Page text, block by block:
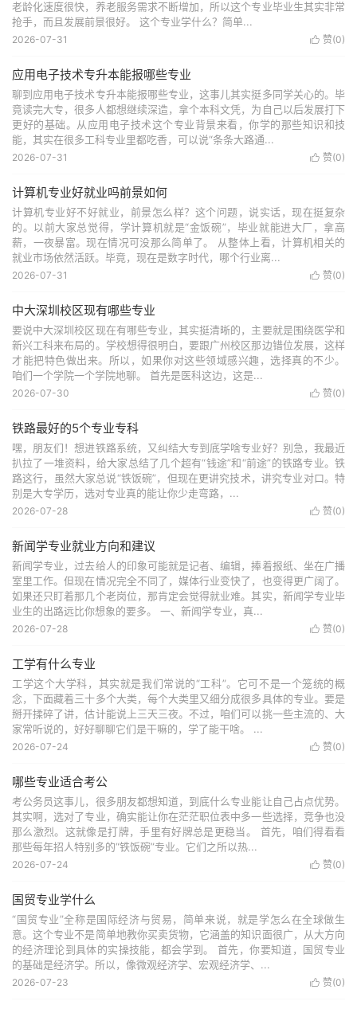
老龄化速度很快，养老服务需求不断增加，所以这个专业毕业生其实非常
抢手，而且发展前景很好。 这个专业学什么？简单...
 赞(0)
2026-07-31
应用电子技术专升本能报哪些专业
聊到应用电子技术专升本能报哪些专业，这事儿其实挺多同学关心的。毕
竟读完大专，很多人都想继续深造，拿个本科文凭，为自己以后发展打下
更好的基础。从应用电子技术这个专业背景来看，你学的那些知识和技
能，其实在很多工科专业里都吃香，可以说“条条大路通...
 赞(0)
2026-07-31
计算机专业好就业吗前景如何
计算机专业好不好就业，前景怎么样？这个问题，说实话，现在挺复杂
的。以前大家总觉得，学计算机就是“金饭碗”，毕业就能进大厂，拿高
薪，一夜暴富。现在情况可没那么简单了。 从整体上看，计算机相关的
就业市场依然活跃。毕竟，现在是数字时代，哪个行业离...
 赞(0)
2026-07-31
中大深圳校区现有哪些专业
要说中大深圳校区现在有哪些专业，其实挺清晰的，主要就是围绕医学和
新兴工科来布局的。学校想得很明白，要跟广州校区那边错位发展，这样
才能把特色做出来。所以，如果你对这些领域感兴趣，选择真的不少。
咱们一个学院一个学院地聊。 首先是医科这边，这是...
 赞(0)
2026-07-30
铁路最好的5个专业专科
嘿，朋友们！想进铁路系统，又纠结大专到底学啥专业好？别急，我最近
扒拉了一堆资料，给大家总结了几个超有“钱途”和“前途”的铁路专业。铁
路这行，虽然大家总说“铁饭碗”，但现在更讲究技术，讲究专业对口。特
别是大专学历，选对专业真的能让你少走弯路，...
 赞(0)
2026-07-28
新闻学专业就业方向和建议
新闻学专业，过去给人的印象可能就是记者、编辑，捧着报纸、坐在广播
室里工作。但现在情况完全不同了，媒体行业变快了，也变得更广阔了。
如果还只盯着那几个老岗位，那肯定会觉得就业难。其实，新闻学专业毕
业生的出路远比你想象的要多。 一、新闻学专业，真...
 赞(0)
2026-07-28
工学有什么专业
工学这个大学科，其实就是我们常说的“工科”。它可不是一个笼统的概
念，下面藏着三十多个大类，每个大类里又细分成很多具体的专业。要是
掰开揉碎了讲，估计能说上三天三夜。不过，咱们可以挑一些主流的、大
家常听说的，好好聊聊它们是干嘛的，学了能干啥。 ...
 赞(0)
2026-07-24
哪些专业适合考公
考公务员这事儿，很多朋友都想知道，到底什么专业能让自己占点优势。
其实啊，选对了专业，确实能让你在茫茫职位表中多一些选择，竞争也没
那么激烈。这就像是打牌，手里有好牌总是更稳当。 首先，咱们得看看
那些每年招人特别多的“铁饭碗”专业。它们之所以热...
 赞(0)
2026-07-24
国贸专业学什么
“国贸专业”全称是国际经济与贸易，简单来说，就是学怎么在全球做生
意。这个专业不是简单地教你买卖货物，它涵盖的知识面很广，从大方向
的经济理论到具体的实操技能，都会学到。 首先，你要知道，国贸专业
的基础是经济学。所以，像微观经济学、宏观经济学、...
 赞(0)
2026-07-23